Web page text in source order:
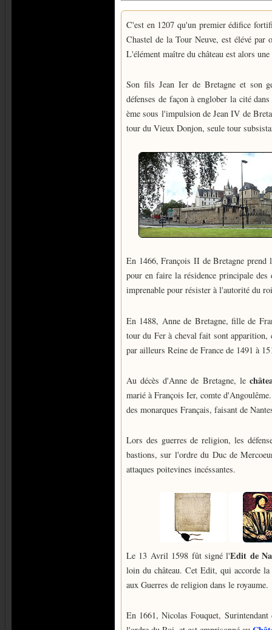
C'est en 1207 qu'un premier édifice
Chastel de la Tour Neuve, est élévé par
L'élément maître du château est alors
Son fils Jean Ier de Bretagne et son
défenses de façon à englober la cité
ème sous l'impulsion de Jean IV de
tour du Vieux Donjon, seule tour
En 1466, François II de Bretagne prend
pour en faire la résidence principale
imprenable pour résister à l'autorité du
En 1488, Anne de Bretagne, fille de
tour du Fer à cheval fait sont apparition,
par ailleurs Reine de France de 1491 à
Au décès d'Anne de Bretagne, le
marié à François Ier, comte
des monarques Français, faisant de
Lors des guerres de religion, les
bastions, sur l'ordre du Duc de
attaques poitevines incéssantes.
Le 13 Avril 1598 fût signé l'Edit de
loin du château. Cet Edit, qui accorde
aux Guerres de religion dans le royaume.
En 1661, Nicolas Fouquet,